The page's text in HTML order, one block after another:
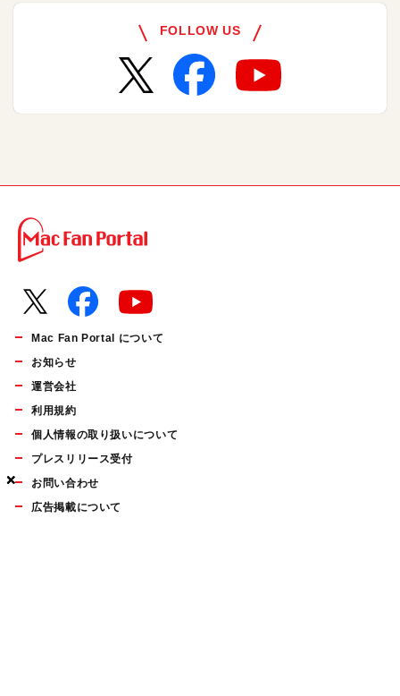
×
×
×
FOLLOW US
Mac Fan Portal について
お知らせ
運営会社
利用規約
個人情報の取り扱いについて
プレスリリース受付
お問い合わせ
広告掲載について